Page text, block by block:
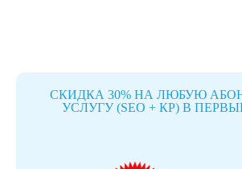
СКИДКА 30% НА ЛЮБУЮ
УСЛУГУ (SEO + КР) В